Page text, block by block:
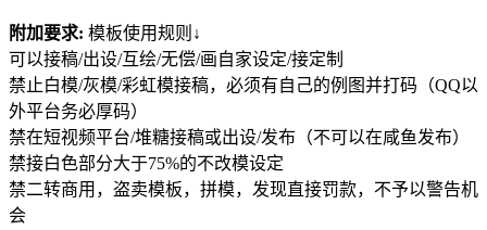
附加要求: 模板使用规则↓
可以接稿/出设/互绘/无偿/画自家设定/接定制
禁止白模/灰模/彩虹模接稿，必须有自己的例图并打码（QQ以
外平台务必厚码）
禁在短视频平台/堆糖接稿或出设/发布（不可以在咸鱼发布）
禁接白色部分大于75%的不改模设定
禁二转商用，盗卖模板，拼模，发现直接罚款，不予以警告机
会